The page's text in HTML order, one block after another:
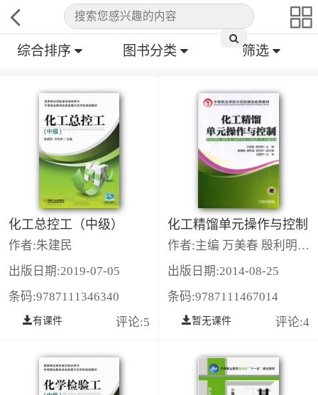
综合排序 图书分类 筛选
化工总控工（中级）
作者:朱建民
出版日期:2019-07-05
条码:9787111346340
有课件 评论:5
化工精馏单元操作与控制
作者:主编 万美春 殷利明 副主编 廖全昌 黄明刚 胡志林 主审 邱国
出版日期:2014-08-25
条码:9787111467014
暂无课件 评论:4